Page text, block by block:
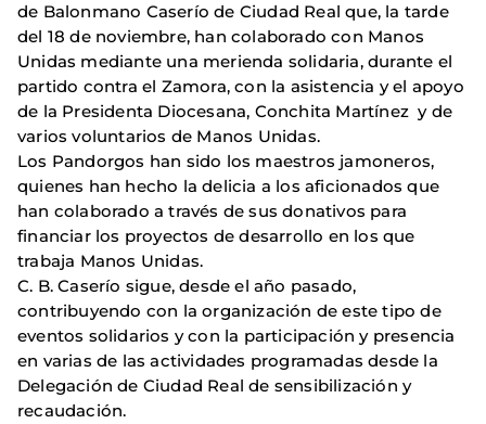
de Balonmano Caserío de Ciudad Real que, la tarde
del 18 de noviembre, han colaborado con Manos
Unidas mediante una merienda solidaria, durante el
partido contra el Zamora, con la asistencia y el apoyo
de la Presidenta Diocesana, Conchita Martínez y de
varios voluntarios de Manos Unidas.
Los Pandorgos han sido los maestros jamoneros,
quienes han hecho la delicia a los aficionados que
han colaborado a través de sus donativos para
financiar los proyectos de desarrollo en los que
trabaja Manos Unidas.
C. B. Caserío sigue, desde el año pasado,
contribuyendo con la organización de este tipo de
eventos solidarios y con la participación y presencia
en varias de las actividades programadas desde la
Delegación de Ciudad Real de sensibilización y
recaudación.